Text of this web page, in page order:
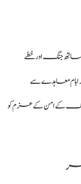
جنگ اور خطے
معاہدے سے
کے امن کے عزم کو